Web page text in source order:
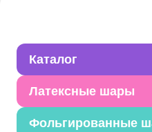
Каталог
Латексные шары
Фольгированные
Вес
Описание товара
Бесцветный прозрачный
кристалл - прозрачный
использования в